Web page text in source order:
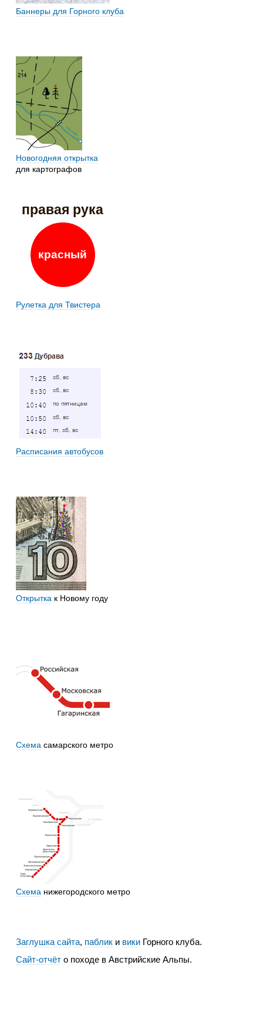
Баннеры для Горного клуба
Новогодняя открытка
для картографов
правая рука
красный
Рулетка для Твистера
Расписания автобусов
Открытка к Новому году
Схема самарского метро
Схема нижегородского метро
Заглушка сайта, паблики викиГорного клуба.
Сайт-отчёто походе в Австрийские Альпы.